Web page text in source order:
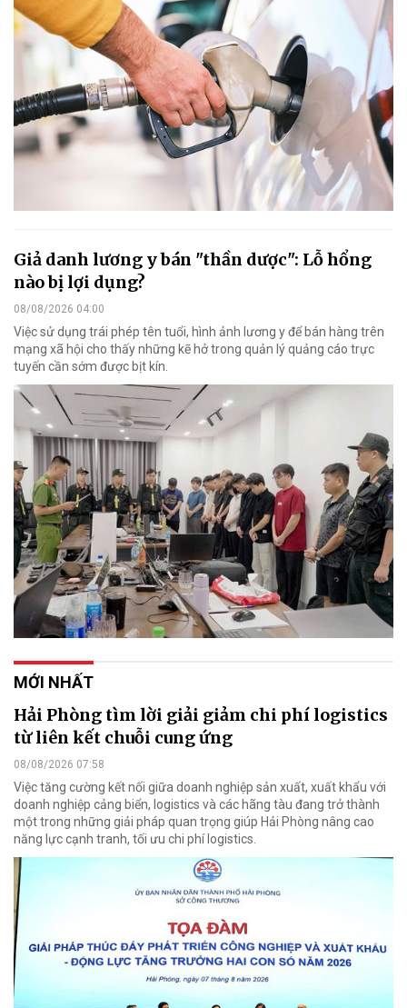
Giả danh lương y bán "thần dược": Lỗ hổng
nào bị lợi dụng?
08/08/2026 04:00
Việc sử dụng trái phép tên tuổi, hình ảnh lương y để bán hàng trên
mạng xã hội cho thấy những kẽ hở trong quản lý quảng cáo trực
tuyến cần sớm được bịt kín.
MỚI NHẤT
Hải Phòng tìm lời giải giảm chi phí logistics
từ liên kết chuỗi cung ứng
08/08/2026 07:58
Việc tăng cường kết nối giữa doanh nghiệp sản xuất, xuất khẩu với
doanh nghiệp cảng biển, logistics và các hãng tàu đang trở thành
một trong những giải pháp quan trọng giúp Hải Phòng nâng cao
năng lực cạnh tranh, tối ưu chi phí logistics.